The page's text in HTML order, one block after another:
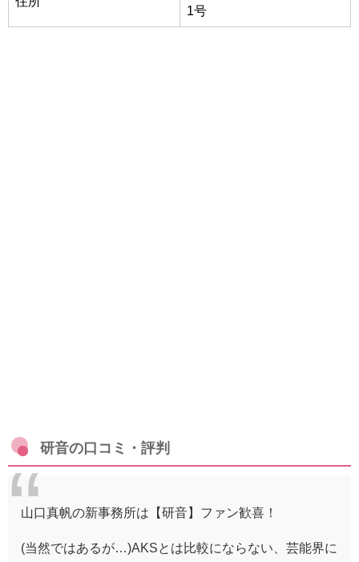
1号
研音の口コミ・評判
山口真帆の新事務所は【研音】ファン歓喜！
(当然ではあるが…)AKSとは比較にならない、芸能界に